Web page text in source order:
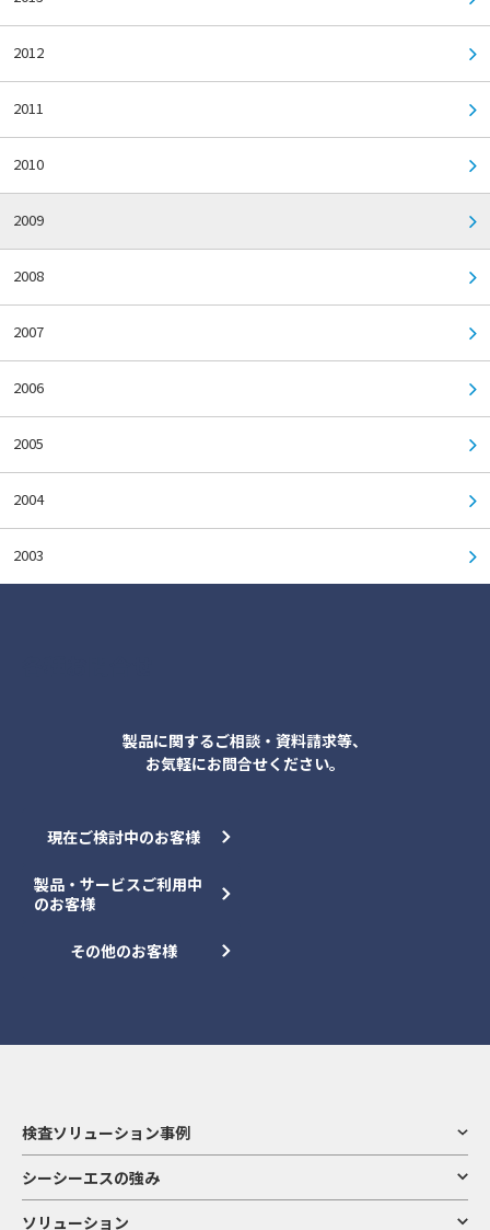
2012
2011
2010
2009
2008
2007
2006
2005
2004
2003
製品に関するご相談・資料請求等、
お気軽にお問合せください。
現在ご検討中のお客様
製品・サービスご利用中
のお客様
その他のお客様
検査ソリューション事例
シーシーエスの強み
ソリューション